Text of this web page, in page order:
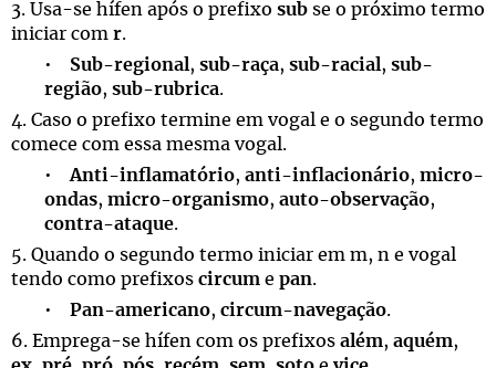
3. Usa-se hífen após o prefixo sub se o próximo termo
iniciar com r.
• Sub-regional , sub-raça, sub-racial , sub-
região, sub-rubrica.
4. Caso o prefixo termine em vogal e o segundo termo
comece com essa mesma vogal.
• Anti-inflamatório, anti-inflacionário, micro-
ondas, micro-organismo, auto-observação,
contra-ataque.
5. Quando o segundo termo iniciar em m, n e vogal
tendo como prefixos circum e pan.
• Pan-americano, circum-navegação.
6. Emprega-se hífen com os prefixos além, aquém,